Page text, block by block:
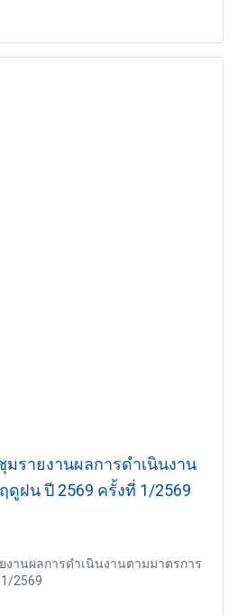
ฝน ปี 2569 ครั้งที่ 1/2569
านผลการดำเนินงานตามมาตรการ
2569